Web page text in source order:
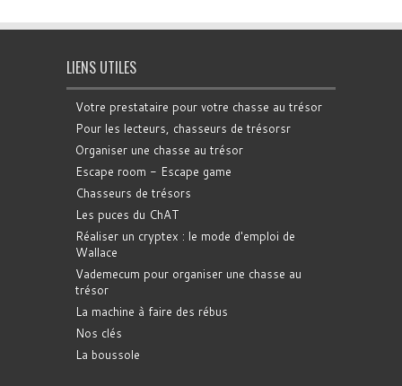
LIENS UTILES
Votre prestataire pour votre chasse au trésor
Pour les lecteurs, chasseurs de trésorsr
Organiser une chasse au trésor
Escape room - Escape game
Chasseurs de trésors
Les puces du ChAT
Réaliser un cryptex : le mode d'emploi de
Wallace
Vademecum pour organiser une chasse au
trésor
La machine à faire des rébus
Nos clés
La boussole